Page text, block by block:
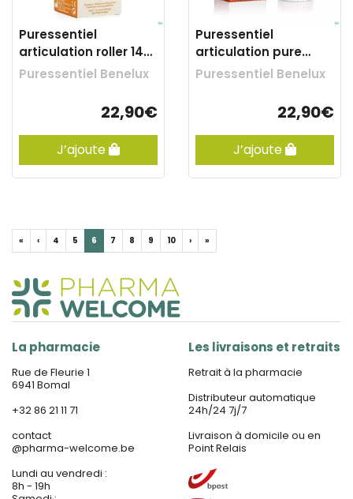
Puressentiel
articulation roller 14
hle ess 75ml
Puressentiel Benelux
22,90€
J’ajoute
Puressentiel
articulation pure
heat roller 75ml
Puressentiel Benelux
22,90€
J’ajoute
« ‹ 4 5 6 7 8 9 10 › »
La pharmacie
Rue de Fleurie 1
6941 Bomal
+32 86 21 11 71
contact
@pharma-welcome.be
Lundi au vendredi :
8h - 19h
Les livraisons et retraits
Retrait à la pharmacie
Distributeur automatique
24h/24 7j/7
Livraison à domicile ou en
Point Relais